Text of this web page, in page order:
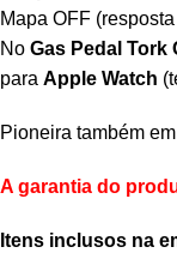
Mapa OFF
No Gas Pedal Tork
para Apple Watch
Pioneira também
A garantia do
Itens inclusos na